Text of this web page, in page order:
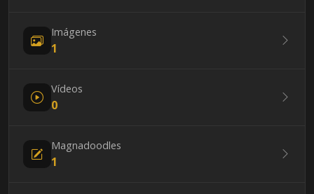
Imágenes
1
Vídeos
0
Magnadoodles
1